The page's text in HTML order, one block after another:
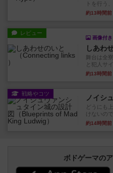
トを行う
約13時間前
レビュー
画像付き
しあわ
舞台は全
と犯人サ
約13時間前
戦略やコツ ノイシ
どうにも
けないの
約14時間前
ボドゲーマの